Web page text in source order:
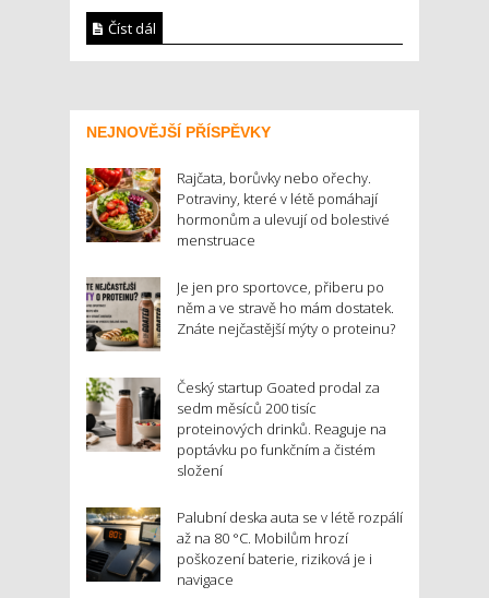
Číst dál
NEJNOVĚJŠÍ PŘÍSPĚVKY
Rajčata, borůvky nebo ořechy.
Potraviny, které v létě pomáhají
hormonům a ulevují od bolestivé
menstruace
Je jen pro sportovce, přiberu po
něm a ve stravě ho mám dostatek.
Znáte nejčastější mýty o proteinu?
Český startup Goated prodal za
sedm měsíců 200 tisíc
proteinových drinků. Reaguje na
poptávku po funkčním a čistém
složení
Palubní deska auta se v létě rozpálí
až na 80 °C. Mobilům hrozí
poškození baterie, riziková je i
navigace